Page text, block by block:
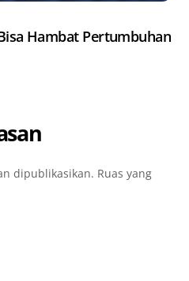
Hambat Pertumbuhan
dipublikasikan. Ruas yang